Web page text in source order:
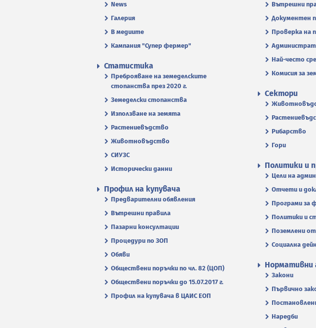
News
Галерия
В медиите
Кампания "Супер фермер"
Вътрешни
Документен
Проверка на
Най-често
Комисия за
Статистика
Преброяване на земеделските
стопанства през 2020 г.
Земеделски стопанства
Използване на земята
Растениевъдство
Животновъдство
СИУЗС
Исторически данни
Сектори
Рибарство
Гори
Политики и
Цели на
Отчети и
Програми за
Политики и
Поземлени
Социална
Профил на купувача
Предварителни обявления
Вътрешни правила
Пазарни консултации
Процедури по ЗОП
Обяви
Обществени поръчки по чл. 82 (ЦОП)
Обществени поръчки до 15.07.2017 г.
Профил на купувача в ЦАИС ЕОП
Нормативни
Закони
Първично
Наредби